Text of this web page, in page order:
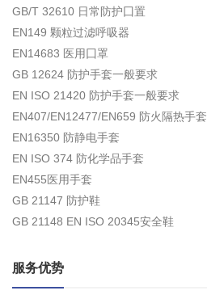
GB/T 32610 日常防护囗置
EN149 颗粒过滤呼吸器
EN14683 医用囗罩
GB 12624 防护手套一般要求
EN ISO 21420 防护手套一般要求
EN407/EN12477/EN659 防火隔热手套
EN16350 防静电手套
EN ISO 374 防化学品手套
EN455医用手套
GB 21147 防护鞋
GB 21148 EN ISO 20345安全鞋
服务优势